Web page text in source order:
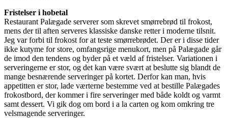
Fristelser i hobetal
Restaurant Palægade serverer som skrevet smørrebrød til frokost,
mens der til aften serveres klassiske danske retter i moderne tilsnit.
Jeg var forbi til frokost for at teste smørrebrødet. Der er i disse tider
ikke kutyme for store, omfangsrige menukort, men på Palægade går
de imod den tendens og byder på et væld af fristelser. Variationen i
serveringerne er stor, og det kan være svært at beslutte sig blandt de
mange besnærende serveringer på kortet. Derfor kan man, hvis
appetitten er stor, lade værterne bestemme ved at bestille Palægades
frokostbord, der kommer i fire serveringer med både koldt og varmt
samt dessert. Vi gik dog om bord i a la carten og kom omkring tre
velsmagende serveringer.